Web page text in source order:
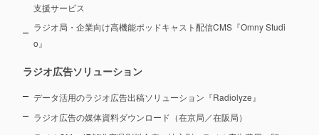
支援サービス
ラジオ局・企業向け高機能ポッドキャスト配信CMS『Omny Studi
o』
ラジオ広告ソリューション
データ活用のラジオ広告出稿ソリューション『Radiolyze』
ラジオ広告の媒体資料ダウンロード（在京局／在阪局）